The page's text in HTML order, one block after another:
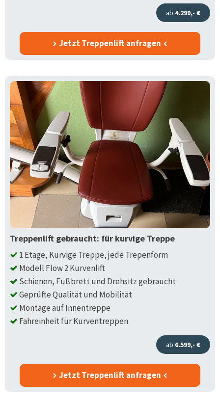
ab 4.299,- €
Jetzt Treppenlift anfragen
Treppenlift gebraucht: für kurvige Treppe
1 Etage, Kurvige Treppe, jede Trepenform
Modell Flow 2 Kurvenlift
Schienen, Fußbrett und Drehsitz gebraucht
Geprüfte Qualität und Mobilität
Montage auf Innentreppe
Fahreinheit für Kurventreppen
ab 6.599,- €
Jetzt Treppenlift anfragen